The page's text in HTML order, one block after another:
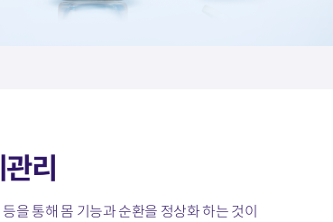
리
을 통해 몸 기능과 순환을 정상화 하는 것이